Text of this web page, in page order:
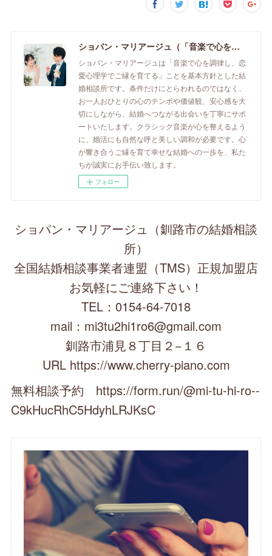
ショパン・マリアージュ（「音楽で心を調律し恋愛心理学でご縁を育てる」釧路市の結婚相談所）/ 全国結婚相談事業者連盟正規加盟店 / cherry-piano.com
ショパン・マリアージュは「音楽で心を調律し、恋
愛心理学でご縁を育てる」ことを基本方針とした結
婚相談所です。条件だけにとらわれるのではなく、
お一人おひとりの心のテンポや価値観、安心感を大
切にしながら、結婚へつながる出会いを丁寧にサポ
ートいたします。クラシック音楽が心を整えるよう
に、婚活にも自然な呼と美しい調和が必要です。心
が響き合うご縁を育て幸せな結婚への一歩を、私た
ちが誠実にお手伝い致します。
フォロー
ショパン・マリアージュ（釧路市の結婚相談
所）
全国結婚相談事業者連盟（TMS）正規加盟店
お気軽にご連絡下さい！
TEL：0154-64-7018
mail：mi3tu2hi1ro6@gmail.com
釧路市浦見８丁目２−１６
URL https://www.cherry-piano.com
無料相談予約 https://form.run/@mi-tu-hi-ro--
C9kHucRhC5HdyhLRJKsC